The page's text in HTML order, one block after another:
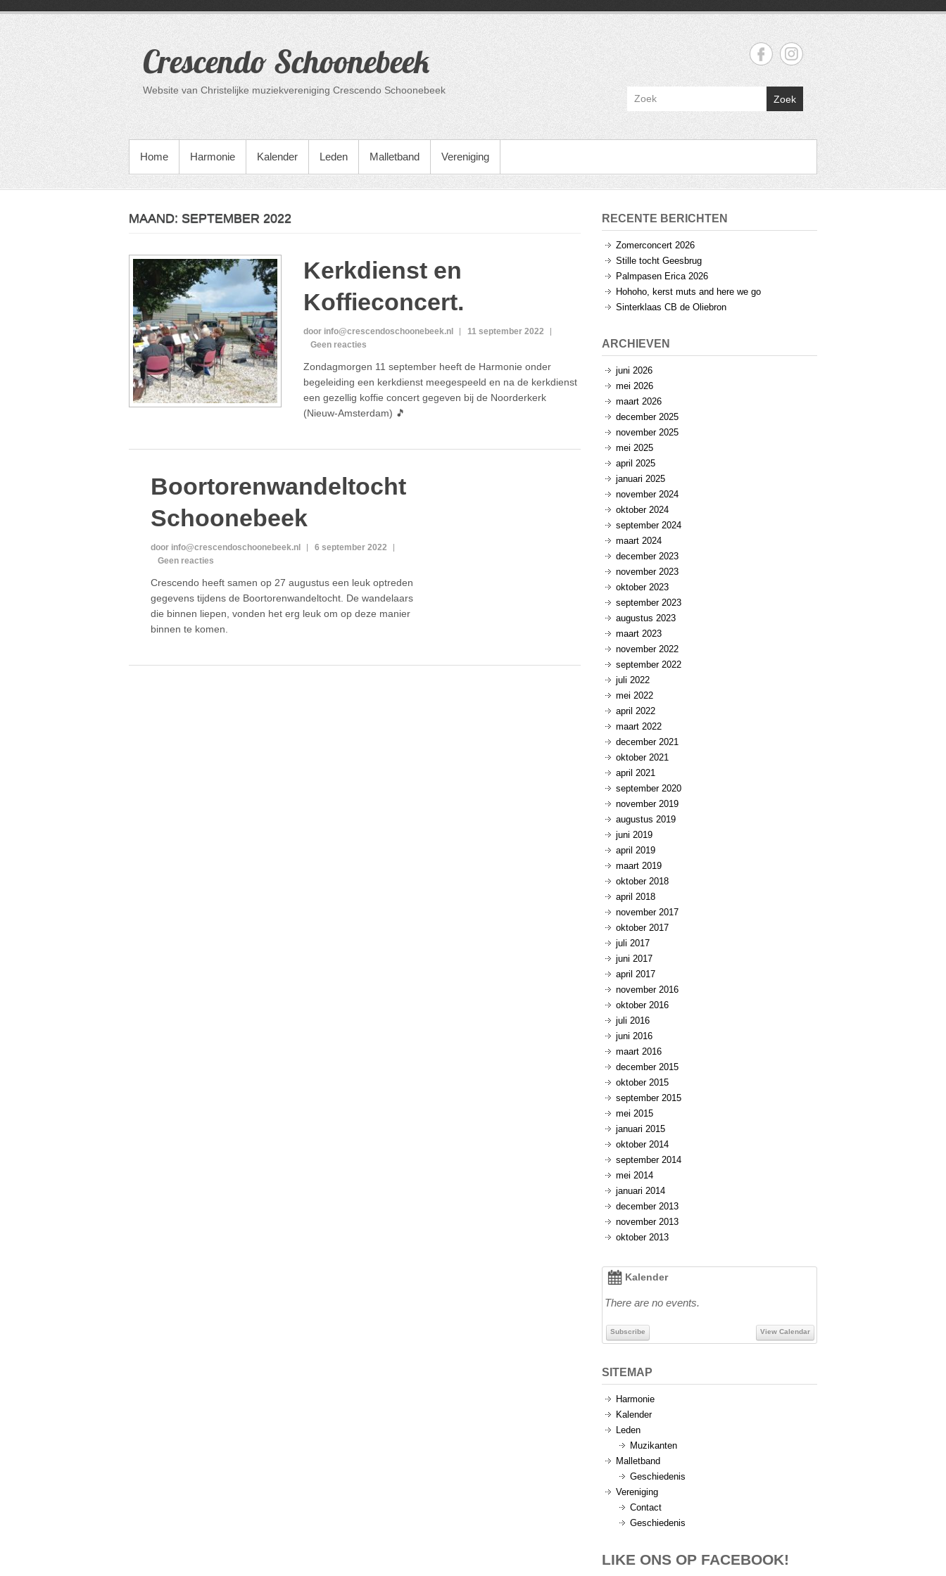
Crescendo Schoonebeek
Website van Christelijke muziekvereniging Crescendo Schoonebeek
Zoek
PRIMAIR MENU
Home Harmonie Kalender Leden Malletband Vereniging
MAAND: SEPTEMBER 2022
Kerkdienst en
Koffieconcert.
door info@crescendoschoonebeek.nl
11 september 2022
Geen reacties
Zondagmorgen 11 september heeft de Harmonie onder
begeleiding een kerkdienst meegespeeld en na de kerkdienst
een gezellig koffie concert gegeven bij de Noorderkerk
(Nieuw-Amsterdam) 🎵
Boortorenwandeltocht
Schoonebeek
door info@crescendoschoonebeek.nl
6 september 2022
Geen reacties
Crescendo heeft samen op 27 augustus een leuk optreden
gegevens tijdens de Boortorenwandeltocht. De wandelaars
die binnen liepen, vonden het erg leuk om op deze manier
binnen te komen.
RECENTE BERICHTEN
Zomerconcert 2026
Stille tocht Geesbrug
Palmpasen Erica 2026
Hohoho, kerst muts and here we go
Sinterklaas CB de Oliebron
ARCHIEVEN
juni 2026
mei 2026
maart 2026
december 2025
november 2025
mei 2025
april 2025
januari 2025
november 2024
oktober 2024
september 2024
maart 2024
december 2023
november 2023
oktober 2023
september 2023
augustus 2023
maart 2023
november 2022
september 2022
juli 2022
mei 2022
april 2022
maart 2022
december 2021
oktober 2021
april 2021
september 2020
november 2019
augustus 2019
juni 2019
april 2019
maart 2019
oktober 2018
april 2018
november 2017
oktober 2017
juli 2017
juni 2017
april 2017
november 2016
oktober 2016
juli 2016
juni 2016
maart 2016
december 2015
oktober 2015
september 2015
mei 2015
januari 2015
oktober 2014
september 2014
mei 2014
januari 2014
december 2013
november 2013
oktober 2013
Kalender
There are no events.
Subscribe View Calendar
SITEMAP
Harmonie
Kalender
Leden
Muzikanten
Malletband
Geschiedenis
Vereniging
Contact
Geschiedenis
LIKE ONS OP FACEBOOK!